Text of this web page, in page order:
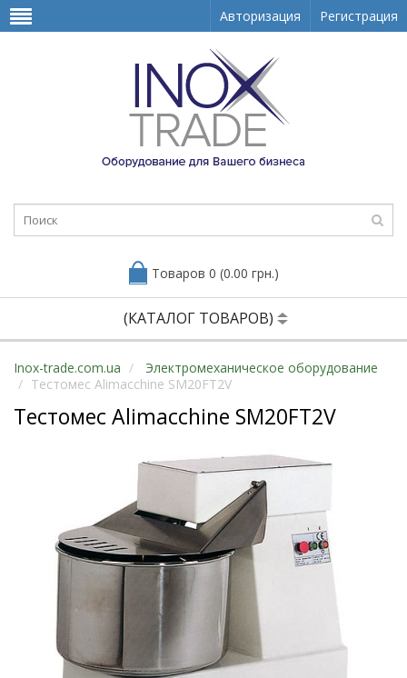
Авторизация Регистрация
Товаров 0 (0.00 грн.)
(КАТАЛОГ ТОВАРОВ)
Inox-trade.com.ua
Электромеханическое оборудование
Тестомес Alimacchine SM20FT2V
Тестомес Alimacchine SM20FT2V